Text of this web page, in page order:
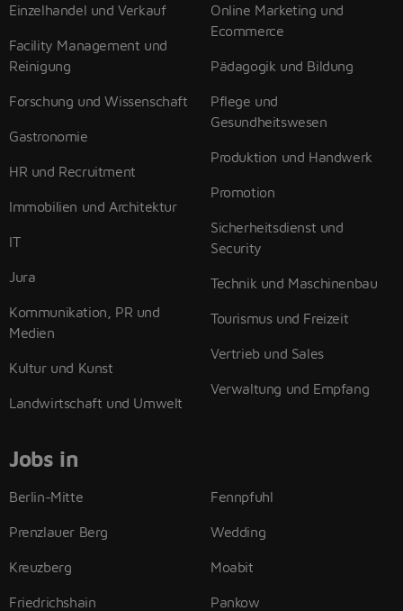
Einzelhandel und Verkauf
Facility Management und
Reinigung
Forschung und Wissenschaft
Gastronomie
HR und Recruitment
Immobilien und Architektur
IT
Jura
Kommunikation, PR und
Medien
Kultur und Kunst
Landwirtschaft und Umwelt
Online Marketing und
Ecommerce
Pädagogik und Bildung
Pflege und
Gesundheitswesen
Produktion und Handwerk
Promotion
Sicherheitsdienst und
Security
Technik und Maschinenbau
Tourismus und Freizeit
Vertrieb und Sales
Verwaltung und Empfang
Jobs in
Berlin-Mitte
Prenzlauer Berg
Kreuzberg
Friedrichshain
Fennpfuhl
Wedding
Moabit
Pankow